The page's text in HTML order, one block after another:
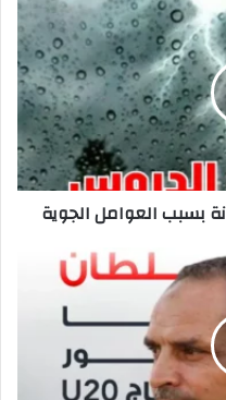
بسبب العوامل الجوية